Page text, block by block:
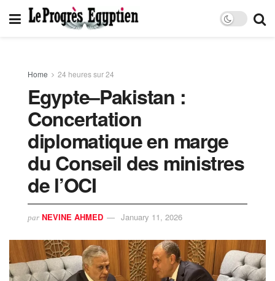
Home 24 heures sur 24
Egypte–Pakistan :
Concertation
diplomatique en marge
du Conseil des ministres
de l’OCI
par NEVINE AHMED January 11, 2026